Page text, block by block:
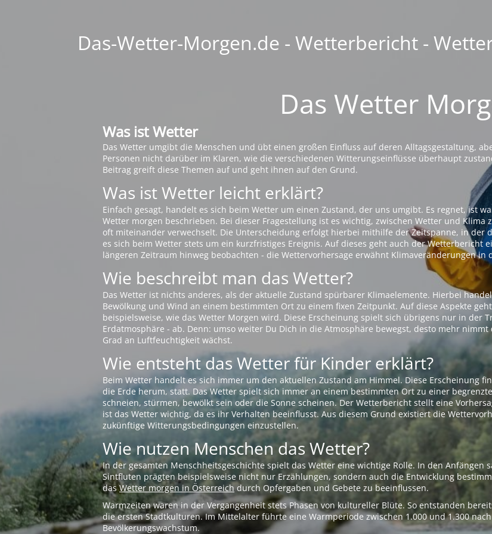
Das-Wetter-Morgen.de - Wetterbericht -
Das Wetter
Was ist Wetter
Das Wetter umgibt die Menschen und übt einen großen Einfluss auf deren Alltagsgestaltung,
Personen nicht darüber im Klaren, wie die verschiedenen Witterungseinflüsse überhaupt
Beitrag greift diese Themen auf und geht ihnen auf den Grund.
Was ist Wetter leicht erklärt?
Einfach gesagt, handelt es sich beim Wetter um einen Zustand, der uns umgibt. Es regnet, ist
Wetter morgen beschrieben. Bei dieser Fragestellung ist es wichtig, zwischen Wetter und
oft miteinander verwechselt. Die Unterscheidung erfolgt hierbei mithilfe der Zeitspanne, in der
es sich beim Wetter stets um ein kurzfristiges Ereignis. Auf dieses geht auch der Wetterbericht
längeren Zeitraum hinweg beobachten - die Wettervorhersage erwähnt Klimaveränderungen in
Wie beschreibt man das Wetter?
Das Wetter ist nichts anderes, als der aktuelle Zustand spürbarer Klimaelemente. Hierbei
Bewölkung und Wind an einem bestimmten Ort zu einem fixen Zeitpunkt. Auf diese Aspekte
beispielsweise, wie das Wetter Morgen wird. Diese Erscheinung spielt sich übrigens nur in der
Erdatmosphäre - ab. Denn: umso weiter Du Dich in die Atmosphäre bewegst, desto mehr
Grad an Luftfeuchtigkeit wächst.
Wie entsteht das Wetter für Kinder erklärt?
Beim Wetter handelt es sich immer um den aktuellen Zustand am Himmel. Diese Erscheinung
die Erde herum, statt. Das Wetter spielt sich immer an einem bestimmten Ort zu einer
schneien, stürmen, bewölkt sein oder die Sonne scheinen. Der Wetterbericht stellt eine
ist das Wetter wichtig, da es ihr Verhalten beeinflusst. Aus diesem Grund existiert die
zukünftige Witterungsbedingungen einzustellen.
Wie nutzen Menschen das Wetter?
In der gesamten Menschheitsgeschichte spielt das Wetter eine wichtige Rolle. In den Anfängen
Sintfluten prägten beispielsweise nicht nur Erzählungen, sondern auch die Entwicklung
dasWetter morgen in Österreichdurch Opfergaben und Gebete zu beeinflussen.
Warmzeiten waren in der Vergangenheit stets Phasen von kultureller Blüte. So entstanden
die ersten Stadtkulturen. Im Mittelalter führte eine Warmperiode zwischen 1.000 und 1.300
Bevölkerungswachstum.